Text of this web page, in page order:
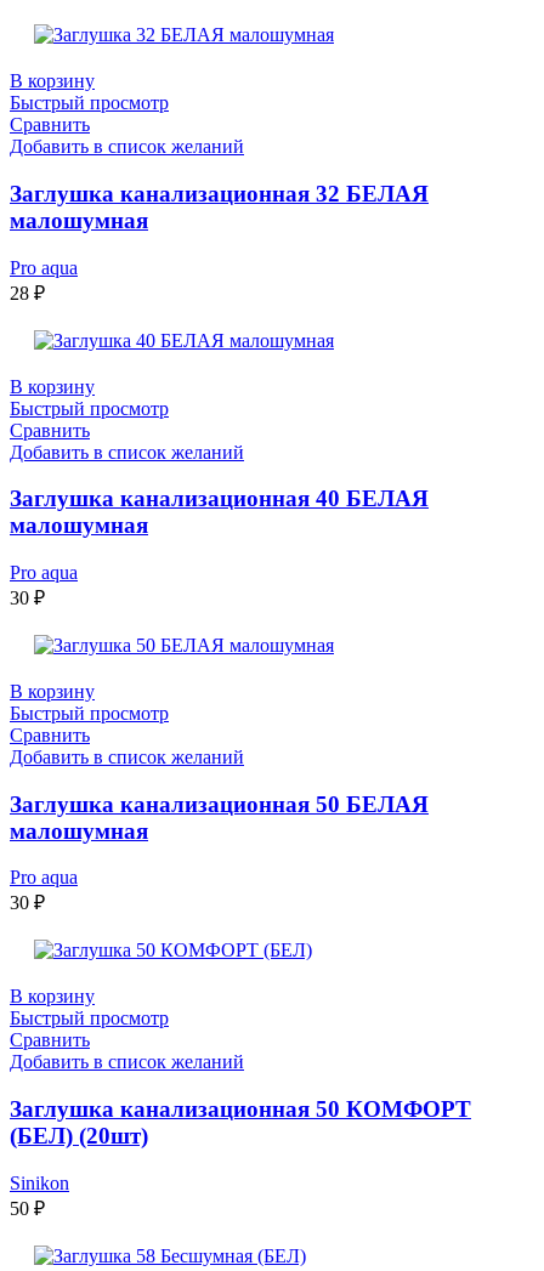
В корзину
Быстрый просмотр
Сравнить
Добавить в список желаний
Заглушка канализационная 32 БЕЛАЯ
малошумная
Pro aqua
28 ₽
В корзину
Быстрый просмотр
Сравнить
Добавить в список желаний
Заглушка канализационная 40 БЕЛАЯ
малошумная
Pro aqua
30 ₽
В корзину
Быстрый просмотр
Сравнить
Добавить в список желаний
Заглушка канализационная 50 БЕЛАЯ
малошумная
Pro aqua
30 ₽
В корзину
Быстрый просмотр
Сравнить
Добавить в список желаний
Заглушка канализационная 50 КОМФОРТ
(БЕЛ) (20шт)
Sinikon
50 ₽